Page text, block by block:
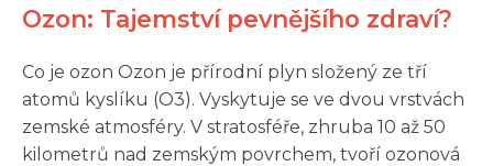
Ozon: Tajemství pevnějšího zdraví?
Co je ozon Ozon je přírodní plyn složený ze tří
atomů kyslíku (O3). Vyskytuje se ve dvou vrstvách
zemské atmosféry. V stratosféře, zhruba 10 až 50
kilometrů nad zemským povrchem, tvoří ozonová